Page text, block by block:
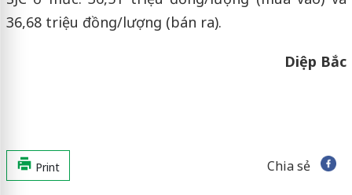
36,68 triệu đồng/lượng (bán ra).
Diệp Bắc
Print Chia sẻ